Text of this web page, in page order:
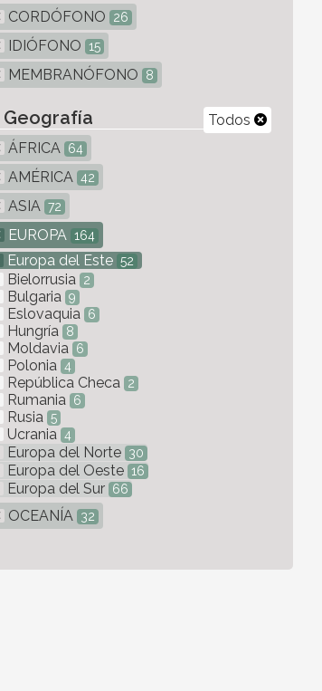
CORDÓFONO 26
IDIÓFONO 15
MEMBRANÓFONO 8
Todos
Geografía
ÁFRICA 64
AMÉRICA 42
ASIA 72
EUROPA 164
Europa del Este 52
Bielorrusia 2
Bulgaria 9
Eslovaquia 6
Hungría 8
Moldavia 6
Polonia 4
República Checa 2
Rumania 6
Rusia 5
Ucrania 4
Europa del Norte 30
Europa del Oeste 16
Europa del Sur 66
OCEANÍA 32